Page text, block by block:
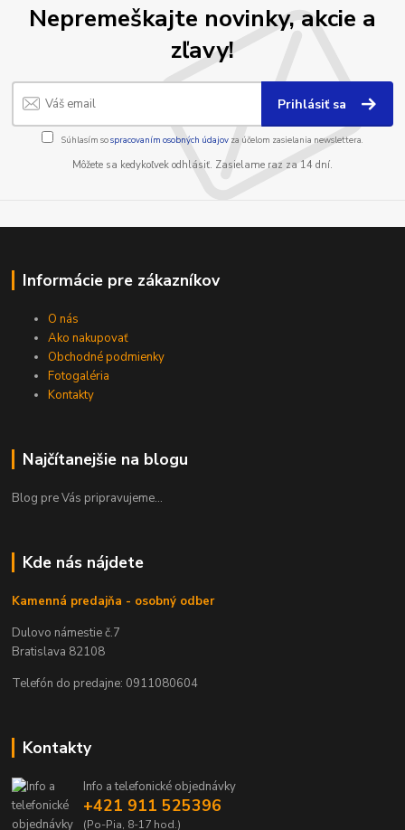
Nepremeškajte novinky, akcie a
zľavy!
Prihlásiť sa
Súhlasím sospracovaním osobných údajov za účelom zasielania newslettera.
Môžete sa kedykoľvek odhlásiť. Zasielame raz za 14 dní.
Informácie pre zákazníkov
O nás
Ako nakupovať
Obchodné podmienky
Fotogaléria
Kontakty
Najčítanejšie na blogu
Blog pre Vás pripravujeme...
Kde nás nájdete
Kamenná predajňa - osobný odber
Dulovo námestie č.7
Bratislava 82108
Telefón do predajne: 0911080604
Kontakty
Info a telefonické objednávky
+421 911 525396
(Po-Pia, 8-17 hod.)